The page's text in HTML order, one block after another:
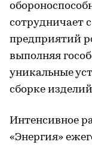
сотрудничает
предприятий
выполняя
уникальные
сборке
Интенсивное
«Энергия»